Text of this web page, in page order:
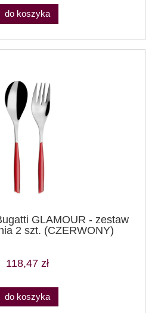
do koszyka
GLAMOUR - zestaw
2 szt. (CZERWONY)
118,47 zł
do koszyka